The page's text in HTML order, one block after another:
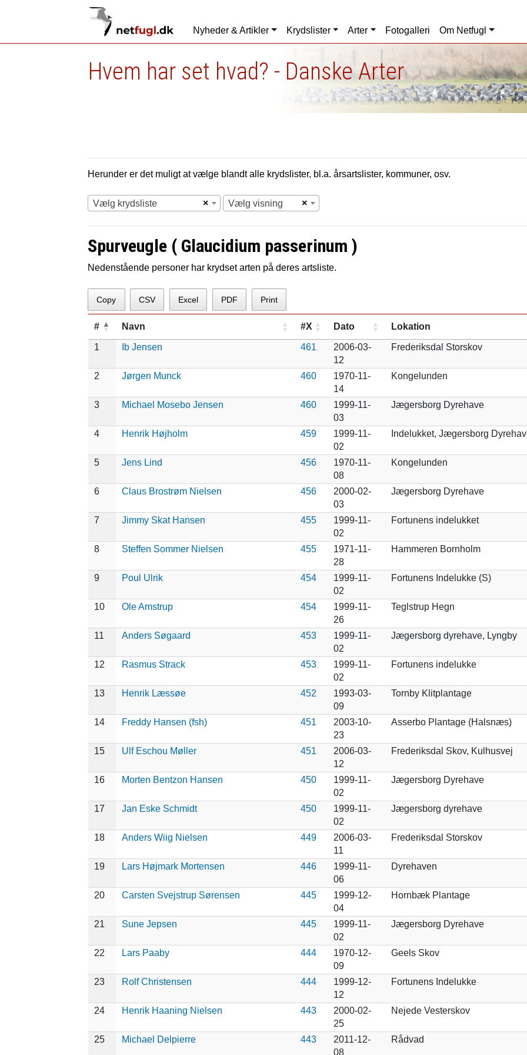
Nyheder & Artikler Krydslister Arter Fotogalleri Om Netfugl
Hvem har set hvad? - Danske Arter
Herunder er det muligt at vælge blandt alle krydslister, bl.a. årsartslister, kommuner, osv.
×
Vælg krydsliste ×
Vælg visning
Spurveugle ( Glaucidium passerinum )
Nedenstående personer har krydset arten på deres artsliste.
Copy CSV Excel PDF Print
# Navn #X Dato Lokation
1 Ib Jensen 461
2006-03-
12
Frederiksdal Storskov
2 Jørgen Munck 460
1970-11-
14
Kongelunden
3 Michael Mosebo Jensen 460
1999-11-
03
Jægersborg Dyrehave
4 Henrik Højholm 459
1999-11-
02
Indelukket, Jægersborg
5 Jens Lind 456
1970-11-
08
Kongelunden
6 Claus Brostrøm Nielsen 456
2000-02-
03
Jægersborg Dyrehave
7 Jimmy Skat Hansen 455
1999-11-
02
Fortunens indelukket
8 Steffen Sommer Nielsen 455
1971-11-
28
Hammeren Bornholm
9 Poul Ulrik 454
1999-11-
02
Fortunens Indelukke (S)
10 Ole Amstrup 454
1999-11-
26
Teglstrup Hegn
11 Anders Søgaard 453
1999-11-
02
Jægersborg dyrehave, Lyngby
12 Rasmus Strack 453
1999-11-
02
Fortunens indelukke
13 Henrik Læssøe 452
1993-03-
09
Tornby Klitplantage
14 Freddy Hansen (fsh) 451
2003-10-
23
Asserbo Plantage (Halsnæs)
15 Ulf Eschou Møller 451
2006-03-
12
Frederiksdal Skov, Kulhusvej
16 Morten Bentzon Hansen 450
1999-11-
02
Jægersborg Dyrehave
17 Jan Eske Schmidt 450
1999-11-
02
Jægersborg dyrehave
18 Anders Wiig Nielsen 449
2006-03-
11
Frederiksdal Storskov
19 Lars Højmark Mortensen 446
1999-11-
06
Dyrehaven
20 Carsten Svejstrup Sørensen 445
1999-12-
04
Hornbæk Plantage
21 Sune Jepsen 445
1999-11-
02
Jægersborg Dyrehave
22 Lars Paaby 444
1970-12-
09
Geels Skov
23 Rolf Christensen 444
1999-12-
12
Fortunens Indelukke
24 Henrik Haaning Nielsen 443
2000-02-
25
Nejede Vesterskov
25 Michael Delpierre 443
2011-12-
08
Rådvad